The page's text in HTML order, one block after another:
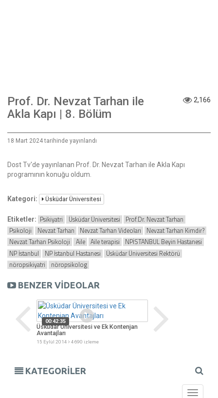
Prof. Dr. Nevzat Tarhan ile
Akla Kapı | 8. Bölüm
2,166
18 Mart 2024 tarihinde yayınlandı
Dost Tv'de yayınlanan Prof. Dr. Nevzat Tarhan ile Akla Kapı
programının konuğu oldum.
Kategori: Üsküdar Üniversitesi
Etiketler: Psikiyatri Üsküdar Üniversitesi
Prof.Dr. Nevzat Tarhan
Psikoloji
Nevzat Tarhan Nevzat Tarhan Videoları
Nevzat Tarhan Kimdir?
Nevzat Tarhan Psikoloji
Aile Aile terapisi
NPİSTANBUL Beyin Hastanesi
NP İstanbul
NP İstanbul Hastanesi
Üsküdar Üniversitesi Rektörü
nöropsikiyatri
nöropsikolog
BENZER VİDEOLAR
00:46:39
Üvey Anne, Üvey Baba, Üvey Kardeş
13 Mart 2006
Aile İçi Şiddet
18 Mayıs 2004
KATEGORİLER
Toggle